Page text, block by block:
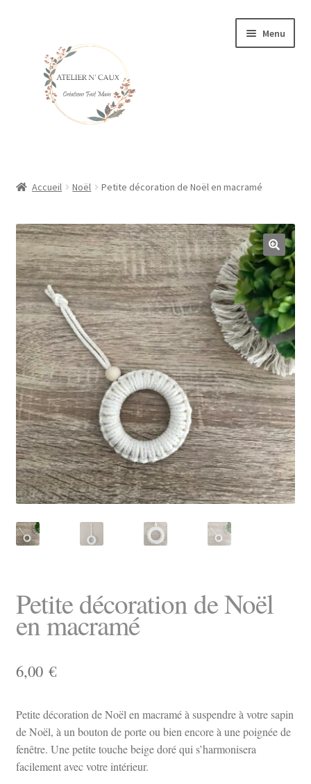
navigation
contenu
Menu
menu
enfant
ACCESSOIRES EN MACRAMÉ
Ouvrir
le
menu
enfant
BIJOUX
KITS
ATELIERS MACRAMÉ
CARTE-CADEAU
FIN DE SÉRIE -30%
Accueil Noël Petite décoration de Noël en macramé
Petite décoration de Noël
en macramé
6,00 €
Petite décoration de Noël en macramé à suspendre à votre sapin
de Noël, à un bouton de porte ou bien encore à une poignée de
fenêtre. Une petite touche beige doré qui s’harmonisera
facilement avec votre intérieur.